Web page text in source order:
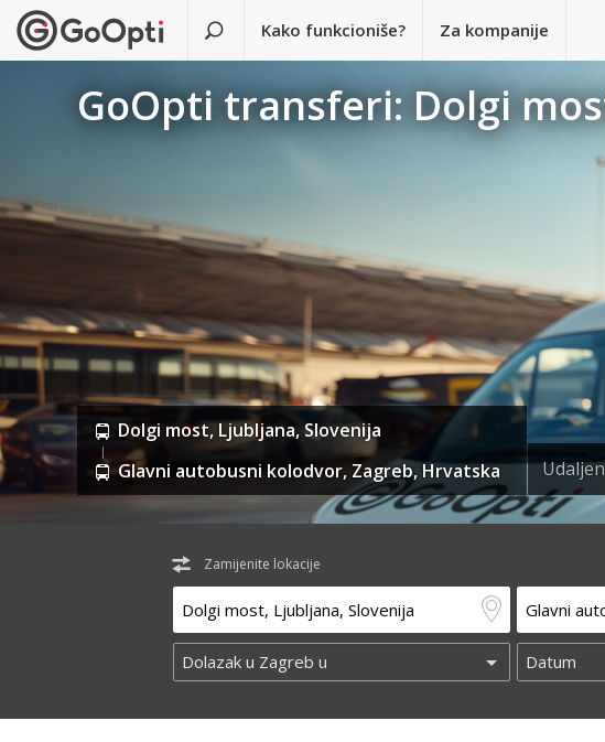
Kako funkcioniše? Za kompanije
GoOpti transferi: Dolgi
Dolgi most, Ljubljana, Slovenija
Glavni autobusni kolodvor, Zagreb, Hrvatska
Zamijenite lokacije